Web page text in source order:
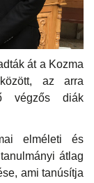
át a Kozma
az arra
végzős diák
elméleti és
átlag
ami tanúsítja